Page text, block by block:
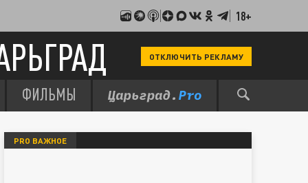
18+
ОТКЛЮЧИТЬ РЕКЛАМУ
ФИЛЬМЫ
PRO ВАЖНОЕ